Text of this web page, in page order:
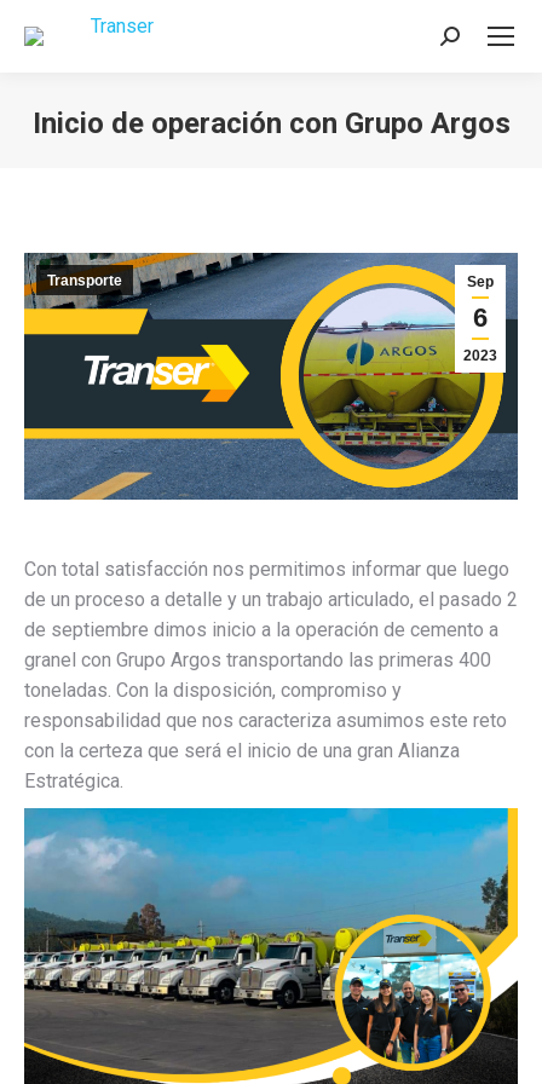
Buscar:
Inicio de operación con Grupo Argos
Sep
6
2023
Transporte
Con total satisfacción nos permitimos informar que luego
de un proceso a detalle y un trabajo articulado, el pasado 2
de septiembre dimos inicio a la operación de cemento a
granel con Grupo Argos transportando las primeras 400
toneladas. Con la disposición, compromiso y
responsabilidad que nos caracteriza asumimos este reto
con la certeza que será el inicio de una gran Alianza
Estratégica.